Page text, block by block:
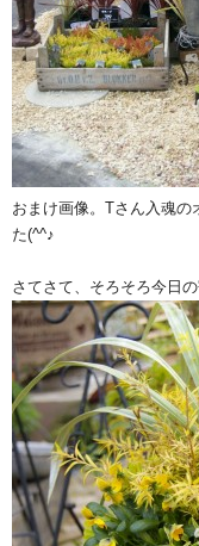
おまけ画像。Tさん入魂の
た(^^♪
さてさて、そろそろ今日